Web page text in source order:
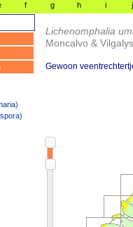
f g h i j
Lichenomphalia
Moncalvo & Vilgalys
Gewoon